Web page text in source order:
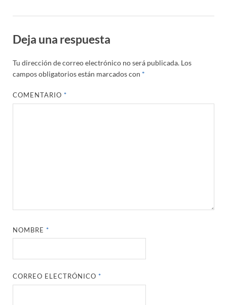
Deja una respuesta
Tu dirección de correo electrónico no será publicada. Los
campos obligatorios están marcados con *
COMENTARIO*
NOMBRE*
CORREO ELECTRÓNICO*